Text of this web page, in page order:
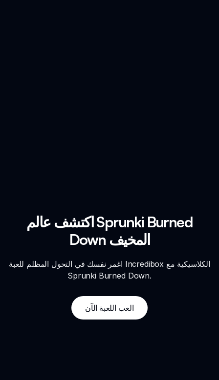
اكتشف عالم Sprunki Burned
Down المخيف
اغمر نفسك في التحول المظلم للعبة Incredibox الكلاسيكية مع
Sprunki Burned Down.
العب اللعبة الآن